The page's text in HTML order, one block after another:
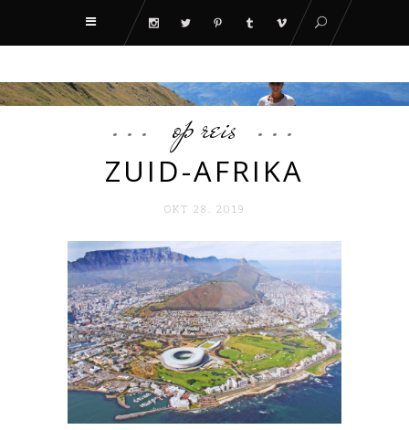
op reis
ZUID-AFRIKA
OKT 28. 2019